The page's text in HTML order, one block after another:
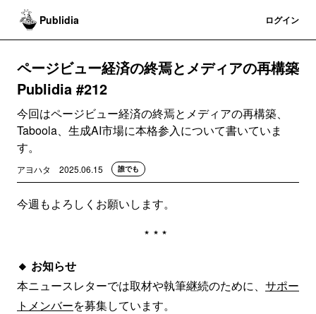
Publidia ログイン
ページビュー経済の終焉とメディアの再構築
Publidia #212
今回はページビュー経済の終焉とメディアの再構築、
Taboola、生成AI市場に本格参入について書いていま
す。
アヨハタ 2025.06.15 誰でも
今週もよろしくお願いします。
***
🔸 お知らせ
本ニュースレターでは取材や執筆継続のために、 サポー
トメンバーを募集しています。